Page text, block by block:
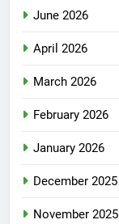
June 2026
April 2026
March 2026
February 2026
January 2026
December 2025
November 2025